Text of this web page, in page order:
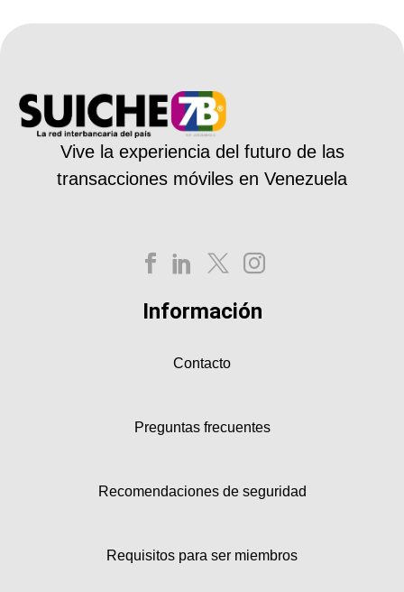
Vive la experiencia del futuro de las
transacciones móviles en Venezuela
Información
Contacto
Preguntas frecuentes
Recomendaciones de seguridad
Requisitos para ser miembros